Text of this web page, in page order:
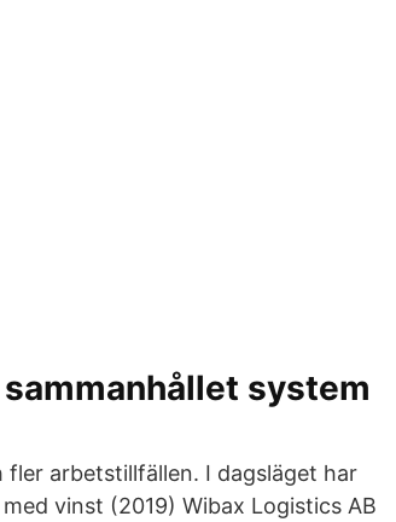
system
arbetstillfällen. I dagsläget har
vinst (2019) Wibax Logistics AB